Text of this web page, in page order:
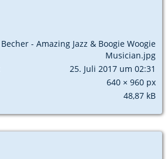
- Amazing Jazz & Boogie Woogie
Musician.jpg
25. Juli 2017 um 02:31
640 × 960 px
48,87 kB